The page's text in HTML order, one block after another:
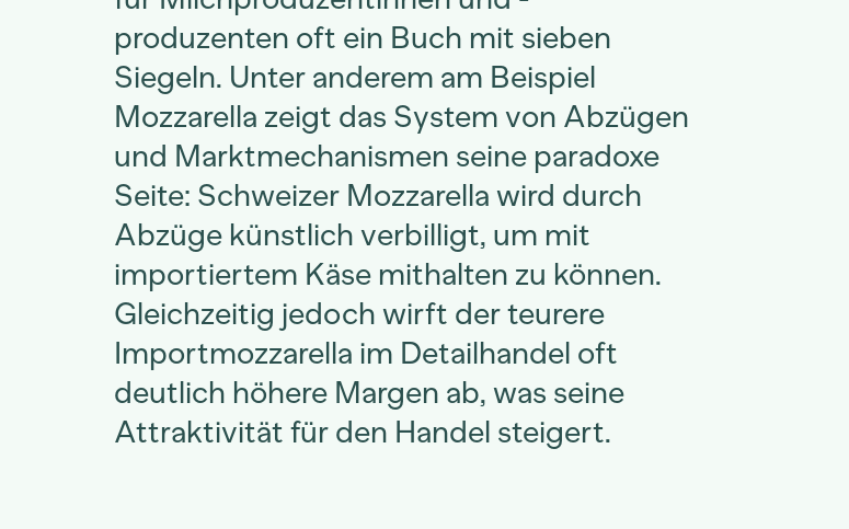
produzenten oft ein Buch mit sieben
Siegeln. Unter anderem am Beispiel
Mozzarella zeigt das System von Abzügen
und Marktmechanismen seine paradoxe
Seite: Schweizer Mozzarella wird durch
Abzüge künstlich verbilligt, um mit
importiertem Käse mithalten zu können.
Gleichzeitig jedoch wirft der teurere
Importmozzarella im Detailhandel oft
deutlich höhere Margen ab, was seine
Attraktivität für den Handel steigert.